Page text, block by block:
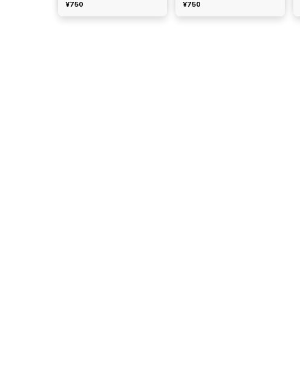
¥750
¥750